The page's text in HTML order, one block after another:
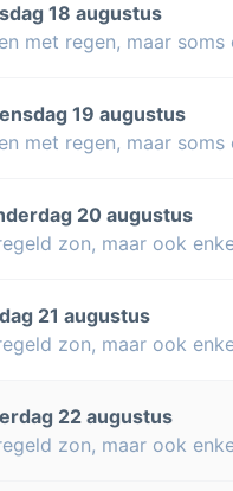
18 augustus
met regen, maar soms
19 augustus
met regen, maar soms
20 augustus
zon, maar ook
21 augustus
zon, maar ook
22 augustus
zon, maar ook